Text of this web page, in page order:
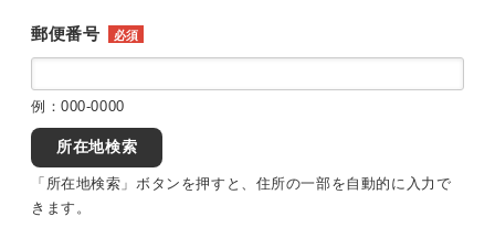
郵便番号 必須
例：000-0000
所在地検索
「所在地検索」ボタンを押すと、住所の一部を自動的に入力で
きます。